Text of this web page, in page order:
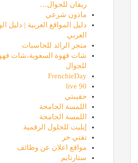
ريفان للجوال…
ماذون شرعي
دليل المواقع العربية | دليل
العربي
متجر الرائد للحاسبات
شات قهوة السعوية،شات
للجوال
FrenchieDay
90 live
حقيبتي
اللمسة الجامحة
اللمسة الجامحة
إيليت للحلول الرقمية
تقني حر
مواقع اعلان عن وظائف
ستارتايم